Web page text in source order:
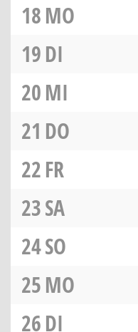
18MO
19DI
20MI
21 DO
22FR
23SA
24SO
25MO
26DI